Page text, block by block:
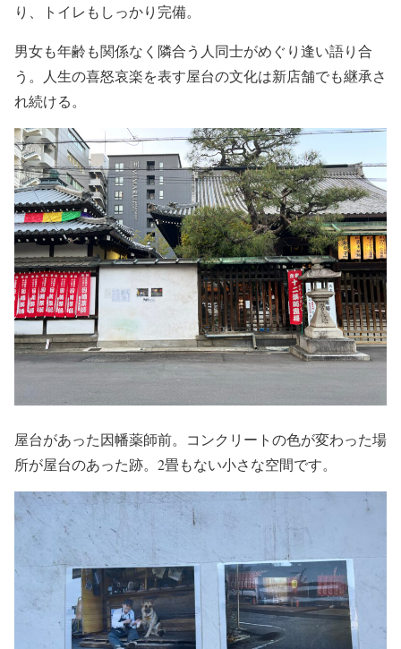
り、トイレもしっかり完備。
男女も年齢も関係なく隣合う人同士がめぐり逢い語り合
う。人生の喜怒哀楽を表す屋台の文化は新店舗でも継承さ
れ続ける。
屋台があった因幡薬師前。コンクリートの色が変わった場
所が屋台のあった跡。2畳もない小さな空間です。